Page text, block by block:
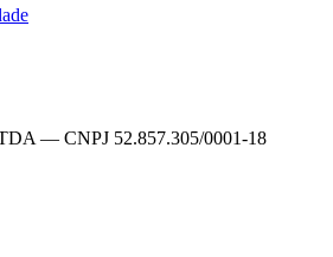
— CNPJ 52.857.305/0001-18